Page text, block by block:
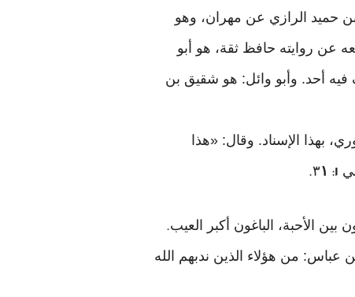
حميد الرازي عن مهران، وهو
عن روايته حافظ ثقة، هو أبو
فيه أحد. وأبو وائل: هو شقيق بن
عن الثوري، بهذا الإسناد. وقال: «هذا
١: ١٣.
الأحبة، الباغون أكبر العيب.
عباس: من هؤلاء الذين ندبهم الله